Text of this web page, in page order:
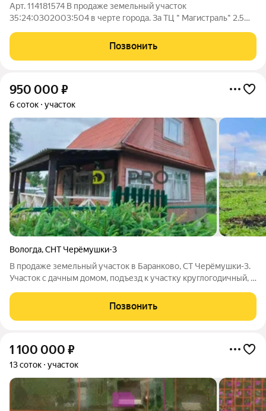
Арт. 114181574 В продаже земельный участок
35:24:0302003:504 в черте города. За ТЦ " Магистраль" 2.5
электрический столб. На участке покошена трава, Ровный,
готовый к разрабатыванию и
Позвонить
950 000 ₽
6 соток участок
Вологда,СНТ Черёмушки-3
В продаже земельный участок в Баранково, СТ Черёмушки-3.
Участок с дачным домом, подъезд к участку круглогодичный, в
дача станет идеальным выбором для тех, кто мечтает о
собственной даче, вдали
Позвонить
1 100 000 ₽
13 соток участок